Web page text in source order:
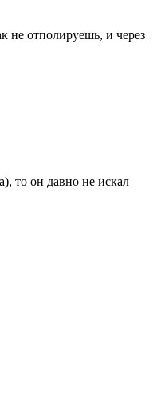
не отполируешь, и через
то он давно не искал